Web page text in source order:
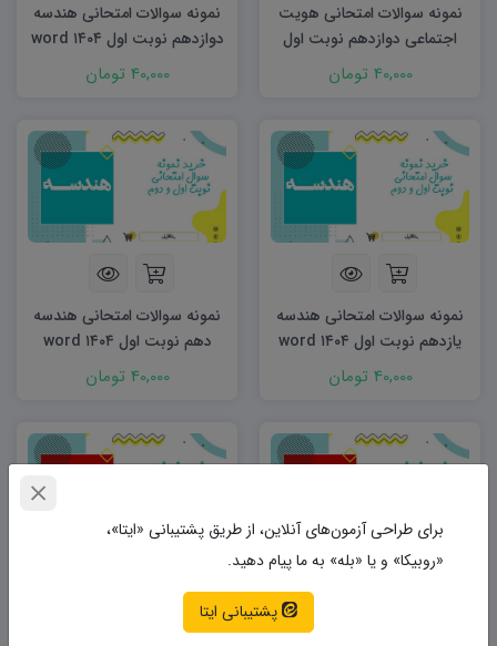
نمونه سوالات امتحانی هویت
اجتماعی دوازدهم نوبت اول
۱۴۰۴ word
40,000 تومان
نمونه سوالات امتحانی هندسه
دوازدهم نوبت اول ۱۴۰۴ word
40,000 تومان
نمونه سوالات امتحانی هندسه
یازدهم نوبت اول ۱۴۰۴ word
40,000 تومان
نمونه سوالات امتحانی هندسه
دهم نوبت اول ۱۴۰۴ word
40,000 تومان
نمونه سوالات امتحانی فیزیک
نمونه سوالات امتحانی فیزیک
برای طراحی آزمون‌های آنلاین، از طریق پشتیبانی «ایتا»،
«روبیکا» و یا «بله» به ما پیام دهید.
پشتیبانی ایتا